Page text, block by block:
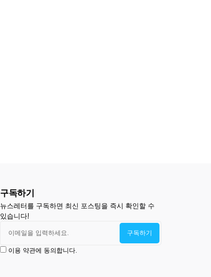
구독하기
뉴스레터를 구독하면 최신 포스팅을 즉시 확인할 수
있습니다!
이용 약관에 동의합니다.